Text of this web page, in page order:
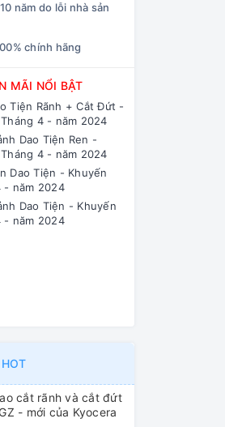
năm do lỗi nhà sản
chính hãng
MÃI NỔI BẬT
Tiện Rãnh + Cắt Đứt -
4 - năm 2024
Dao Tiện Ren -
4 - năm 2024
Dao Tiện - Khuyến
- năm 2024
Dao Tiện - Khuyến
- năm 2024
cắt rãnh và cắt đứt
- mới của Kyocera